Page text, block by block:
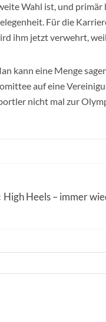
Wahl ist, und primär
Für die
ihm jetzt verwehrt,
kann eine Menge
auf eine
nicht mal zur
High Heels – immer